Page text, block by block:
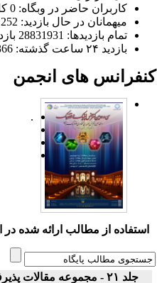
کاربران حاضر در وبگاه: 0 کاربر
میهمانان در حال بازدید: 252 کاربر
تمام بازدید‌ها: 28831931 بازدید
بازدید ۲۴ ساعت گذشته: 76366 بازدید
های انجمن
.
استفاده از مطالب ارائه شده در
جلد ۲۱ - مجموعه مقالات